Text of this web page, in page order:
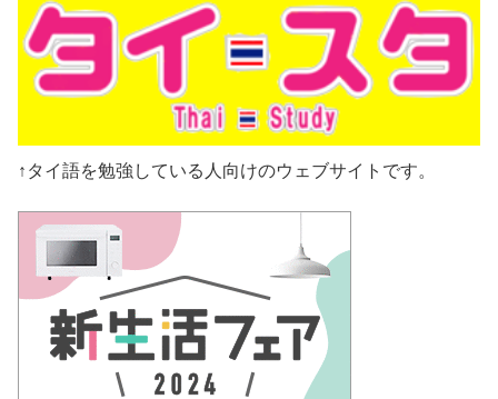
↑タイ語を勉強している人向けのウェブサイトです。